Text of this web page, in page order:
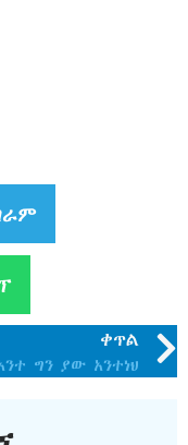
ቀጥል
ግን ያው አንተነህ